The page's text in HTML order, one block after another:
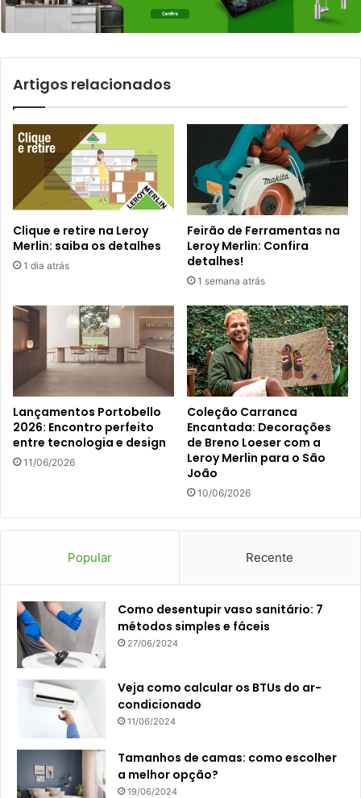
Artigos relacionados
Clique e retire na Leroy
Merlin: saiba os detalhes
1 dia atrás
Feirão de Ferramentas na
Leroy Merlin: Confira
detalhes!
1 semana atrás
Lançamentos Portobello
2026: Encontro perfeito
entre tecnologia e design
11/06/2026
Coleção Carranca
Encantada: Decorações
de Breno Loeser com a
Leroy Merlin para o São
João
10/06/2026
Popular Recente
Como desentupir vaso sanitário: 7
métodos simples e fáceis
27/06/2024
Veja como calcular os BTUs do ar-
condicionado
11/06/2024
Tamanhos de camas: como escolher
a melhor opção?
19/06/2024